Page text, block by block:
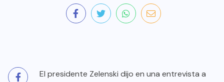
El presidente Zelenski dijo en una entrevista a